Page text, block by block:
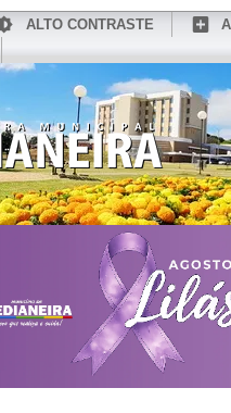
ALTO CONTRASTE
CONHEÇA MEDIANEIRA